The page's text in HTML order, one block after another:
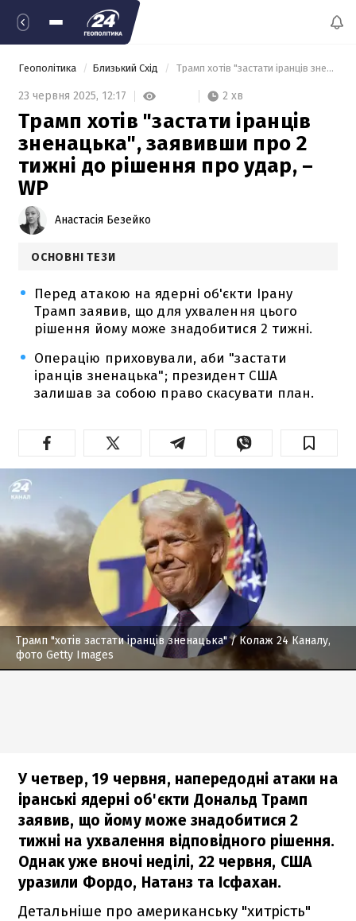
Геополітика Близький Схід Трамп хотів "застати іранців зненацька", заявивши про 2 тижні до рішення про удар, – WP
23 червня 2025, 12:17 2 хв
Трамп хотів "застати іранців
зненацька", заявивши про 2
тижні до рішення про удар, –
WP
Анастасія Безейко
ОСНОВНІ ТЕЗИ
Перед атакою на ядерні об'єкти Ірану
Трамп заявив, що для ухвалення цього
рішення йому може знадобитися 2 тижні.
Операцію приховували, аби "застати
іранців зненацька"; президент США
залишав за собою право скасувати план.
Трамп "хотів застати іранців зненацька"/ Колаж 24 Каналу,
фото Getty Images
У четвер, 19 червня, напередодні атаки на
іранські ядерні об'єкти Дональд Трамп
заявив, що йому може знадобитися 2
тижні на ухвалення відповідного рішення.
Однак уже вночі неділі, 22 червня, США
уразили Фордо, Натанз та Ісфахан.
Детальніше про американську "хитрість"